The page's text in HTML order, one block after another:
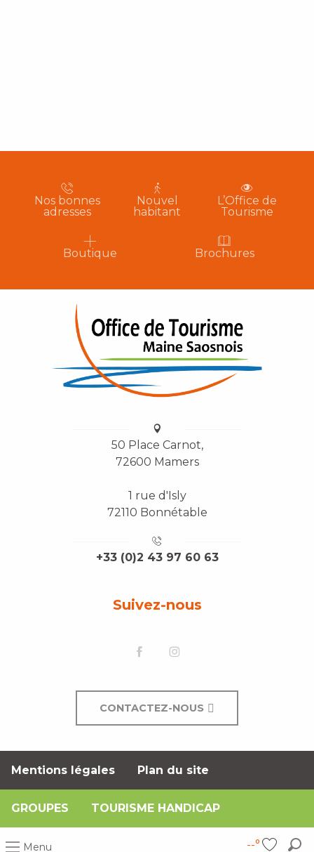
Menu --°
Nos bonnes
adresses
Nouvel
habitant
L’Office de
Tourisme
Boutique Brochures
50 Place Carnot,
72600 Mamers
1 rue d'Isly
72110 Bonnétable
+33 (0)2 43 97 60 63
Suivez-nous
CONTACTEZ-NOUS
Mentions légales Plan du site
GROUPES TOURISME HANDICAP